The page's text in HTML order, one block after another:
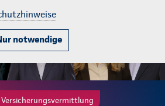
notwendige